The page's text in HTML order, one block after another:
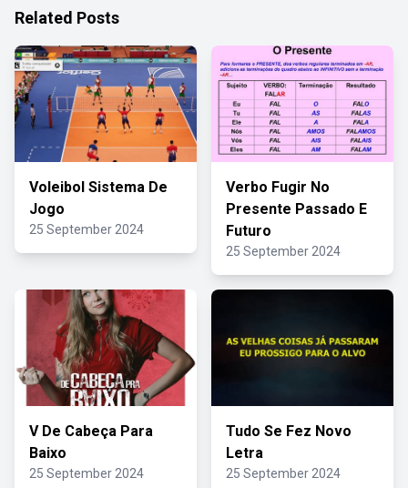
Related Posts
Voleibol Sistema De
Jogo
25 September 2024
Verbo Fugir No
Presente Passado E
Futuro
25 September 2024
V De Cabeça Para
Baixo
25 September 2024
Tudo Se Fez Novo
Letra
25 September 2024